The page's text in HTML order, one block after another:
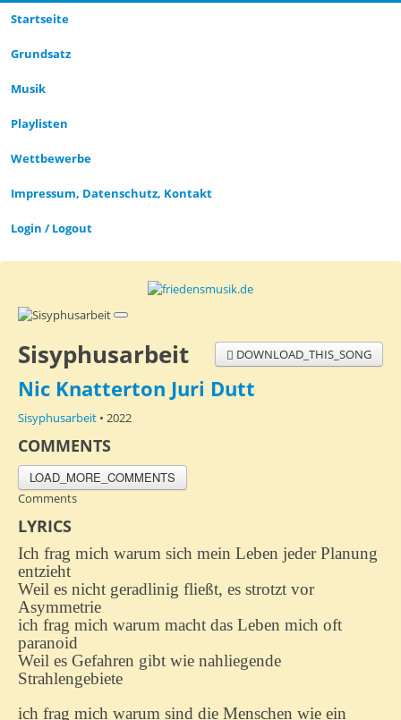
Startseite
Grund­satz­
Musik
Playlisten
Wettbewerbe
Impressum, Datenschutz, Kontakt
Login / Logout
DOWNLOAD_THIS_SONG
Sisyphusarbeit
Nic Knatterton Juri Dutt
Sisyphusarbeit • 2022
COMMENTS
LOAD_MORE_COMMENTS
Comments
LYRICS
Ich frag mich warum sich mein Leben jeder Planung
entzieht
Weil es nicht geradlinig fließt, es strotzt vor
Asymmetrie
ich frag mich warum macht das Leben mich oft
paranoid
Weil es Gefahren gibt wie nahliegende
Strahlengebiete
ich frag mich warum sind die Menschen wie ein